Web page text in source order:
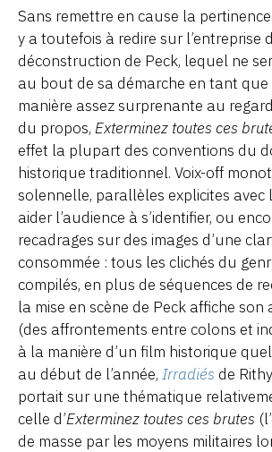
Sans remettre en cause la
y a toutefois à redire sur l’entreprise
déconstruction de Peck, lequel ne
au bout de sa démarche en tant que
manière assez surprenante au
du propos, Exterminez toutes ces
effet la plupart des conventions du
historique traditionnel. Voix-off
solennelle, parallèles explicites avec
aider l’audience à s’identifier, ou
recadrages sur des images d’une
consommée : tous les clichés du
compilés, en plus de séquences de
la mise en scène de Peck affiche son
(des affrontements entre colons et
à la manière d’un film historique
au début de l’année, Irradiés de
portait sur une thématique
celle d’Exterminez toutes ces brutes
de masse par les moyens militaires